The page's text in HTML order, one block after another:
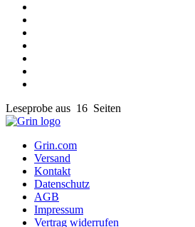
Leseprobe aus 16 Seiten
Grin.com
Versand
Kontakt
Datenschutz
AGB
Impressum
Vertrag widerrufen